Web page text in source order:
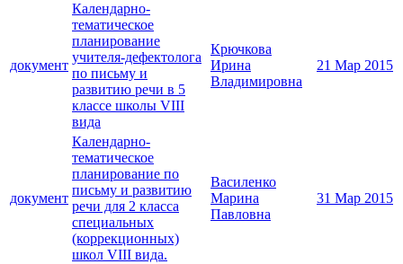
документ
Календарно-
тематическое
планирование
учителя-дефектолога
по письму и
развитию речи в 5
классе школы VIII
вида
Крючкова
Ирина
Владимировна
21 Мар 2015
документ
Календарно-
тематическое
планирование по
письму и развитию
речи для 2 класса
специальных
(коррекционных)
школ VIII вида.
Василенко
Марина
Павловна
31 Мар 2015